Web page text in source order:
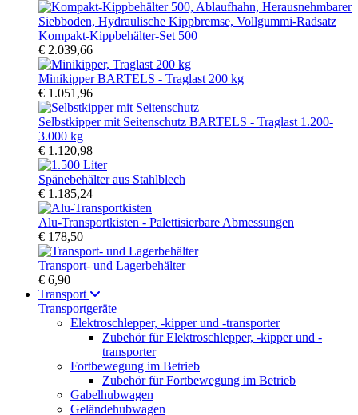
Kompakt-Kippbehälter-Set 500
€ 2.039,66
Minikipper BARTELS - Traglast 200 kg
€ 1.051,96
Selbstkipper mit Seitenschutz BARTELS - Traglast 1.200-
3.000 kg
€ 1.120,98
Spänebehälter aus Stahlblech
€ 1.185,24
Alu-Transportkisten - Palettisierbare Abmessungen
€ 178,50
Transport- und Lagerbehälter
€ 6,90
Transport
Transportgeräte
Elektroschlepper, -kipper und -transporter
Zubehör für Elektroschlepper, -kipper und -
transporter
Fortbewegung im Betrieb
Zubehör für Fortbewegung im Betrieb
Gabelhubwagen
Geländehubwagen